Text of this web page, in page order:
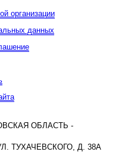
организации
данных
ОБЛАСТЬ -
ТУХАЧЕВСКОГО, Д. 38А